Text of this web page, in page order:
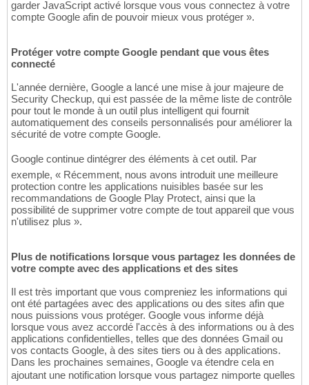
garder JavaScript activé lorsque vous vous connectez à votre
compte Google afin de pouvoir mieux vous protéger ».
Protéger votre compte Google pendant que vous êtes
connecté
L'année dernière, Google a lancé une mise à jour majeure de
Security Checkup, qui est passée de la même liste de contrôle
pour tout le monde à un outil plus intelligent qui fournit
automatiquement des conseils personnalisés pour améliorer la
sécurité de votre compte Google.
Google continue dintégrer des éléments à cet outil. Par
exemple, « Récemment, nous avons introduit une meilleure
protection contre les applications nuisibles basée sur les
recommandations de Google Play Protect, ainsi que la
possibilité de supprimer votre compte de tout appareil que vous
n'utilisez plus ».
Plus de notifications lorsque vous partagez les données de
votre compte avec des applications et des sites
Il est très important que vous compreniez les informations qui
ont été partagées avec des applications ou des sites afin que
nous puissions vous protéger. Google vous informe déjà
lorsque vous avez accordé l'accès à des informations ou à des
applications confidentielles, telles que des données Gmail ou
vos contacts Google, à des sites tiers ou à des applications.
Dans les prochaines semaines, Google va étendre cela en
ajoutant une notification lorsque vous partagez nimporte quelles